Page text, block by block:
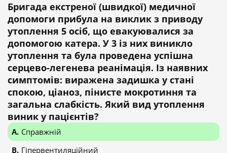
Бригада екстреної (швидкої) медичної
допомоги прибула на виклик з приводу
утоплення 5 осіб, що евакуювалися за
допомогою катера. У 3 із них виникло
утоплення та була проведена успішна
серцево-легенева реанімація. Із наявних
симптомів: виражена задишка у стані
спокою, ціаноз, пінисте мокротиння та
загальна слабкість. Який вид утоплення
виник у пацієнтів?
Справжній
Гіпервентиляційний